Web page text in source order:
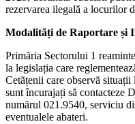
rezervarea ilegală a locurilor
Modalități de Raportare și
Primăria Sectorului 1
la legislația care
Cetățenii care observă
sunt încurajați să contacteze
numărul 021.9540, serviciu
eventualele abateri.